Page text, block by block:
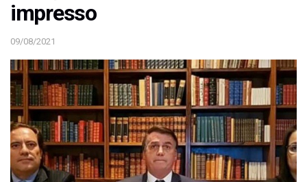
impresso
09/08/2021